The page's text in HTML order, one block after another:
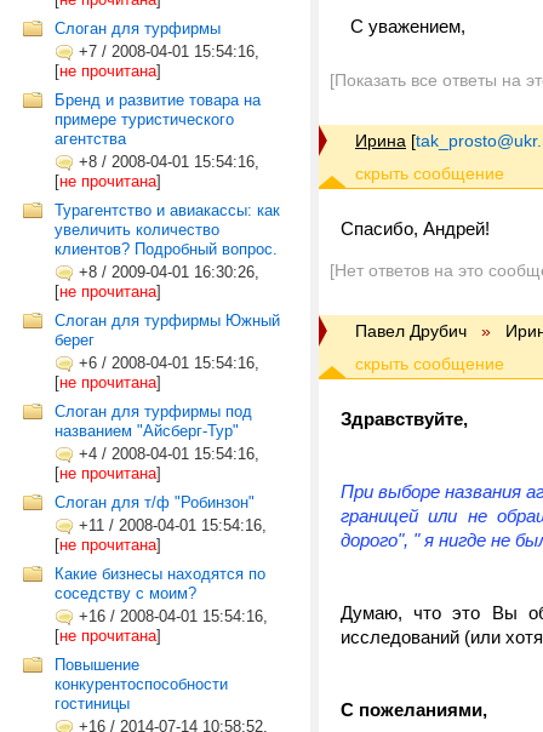
Cлоган для турфирмы
+7 / 2008-04-01 15:54:16,
[не прочитана]
Бренд и развитие товара на
примере туристического
агентства
+8 / 2008-04-01 15:54:16,
[не прочитана]
Турагентство и авиакассы: как
увеличить количество
клиентов? Подробный вопрос.
+8 / 2009-04-01 16:30:26,
[не прочитана]
Слоган для турфирмы Южный
берег
+6 / 2008-04-01 15:54:16,
[не прочитана]
Слоган для турфирмы под
названием "Айсберг-Тур"
+4 / 2008-04-01 15:54:16,
[не прочитана]
Слоган для т/ф "Робинзон"
+11 / 2008-04-01 15:54:16,
[не прочитана]
Какие бизнесы находятся по
соседству с моим?
+16 / 2008-04-01 15:54:16,
[не прочитана]
Повышение
конкурентоспособности
гостиницы
+16 / 2014-07-14 10:58:52,
С уважением,
[Показать все ответы на
Ирина [
Спасибо, Андрей!
[Нет ответов на это
Павел Друбич »
Здравствуйте,
При выборе названия
границей или не
дорого", " я нигде не
Думаю, что это Вы
исследований (или
C пожеланиями,